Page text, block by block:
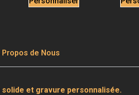
Propos de Nous
et gravure personnalisée.